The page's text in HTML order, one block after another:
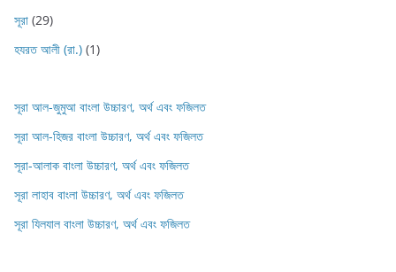
সূরা (29)
হযরত আলী (রা.) (1)
সূরা আল-জুমুআ বাংলা উচ্চারণ, অর্থ এবং ফজিলত
সূরা আল-হিজর বাংলা উচ্চারণ, অর্থ এবং ফজিলত
সূরা-আলাক বাংলা উচ্চারণ, অর্থ এবং ফজিলত
সূরা লাহাব‌‌‌ বাংলা উচ্চারণ, অর্থ এবং ফজিলত
সূরা যিলযাল বাংলা উচ্চারণ, অর্থ এবং ফজিলত